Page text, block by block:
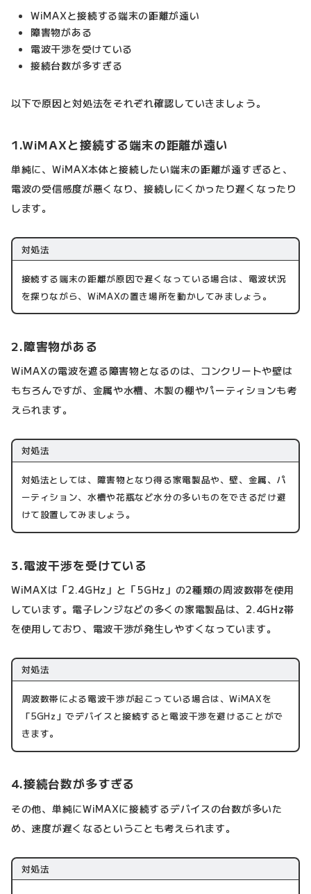
WiMAXと接続する端末の距離が遠い
障害物がある
電波干渉を受けている
接続台数が多すぎる
以下で原因と対処法をそれぞれ確認していきましょう。
1.WiMAXと接続する端末の距離が遠い
単純に、WiMAX本体と接続したい端末の距離が遠すぎると、
電波の受信感度が悪くなり、接続しにくかったり遅くなったり
します。
対処法
接続する端末の距離が原因で遅くなっている場合は、電波状況
を探りながら、WiMAXの置き場所を動かしてみましょう。
2.障害物がある
WiMAXの電波を遮る障害物となるのは、コンクリートや壁は
もちろんですが、金属や水槽、木製の棚やパーティションも考
えられます。
対処法
対処法としては、障害物となり得る家電製品や、壁、金属、パ
ーティション、水槽や花瓶など水分の多いものをできるだけ避
けて設置してみましょう。
3.電波干渉を受けている
WiMAXは「2.4GHz」と「5GHz」の2種類の周波数帯を使用
しています。電子レンジなどの多くの家電製品は、2.4GHz帯
を使用しており、電波干渉が発生しやすくなっています。
対処法
周波数帯による電波干渉が起こっている場合は、WiMAXを
「5GHz」でデバイスと接続すると電波干渉を避けることがで
きます。
4.接続台数が多すぎる
その他、単純にWiMAXに接続するデバイスの台数が多いた
め、速度が遅くなるということも考えられます。
対処法